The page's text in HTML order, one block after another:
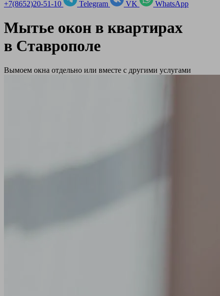
+7(8652)20-51-10 Telegram VK WhatsApp
Мытье окон в квартирах
в Ставрополе
Вымоем окна отдельно или вместе с другими услугами